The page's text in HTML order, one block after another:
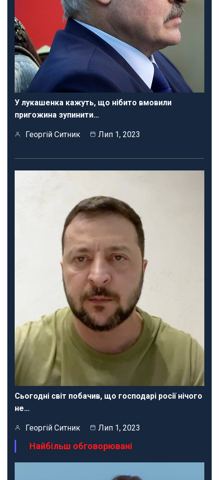
У лукашенка кажуть, що нібито вмовили
пригожина зупинити…
Георгій Ситник Лип 1, 2023
Сьогодні світ побачив, що господарі росії нічого
не…
Георгій Ситник Лип 1, 2023
Найбільш обговорювані